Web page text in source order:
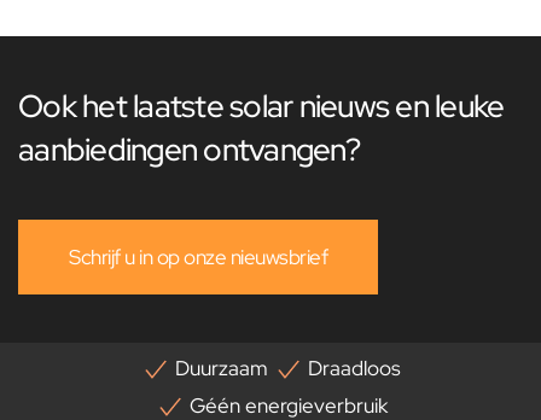
Ook het laatste solar nieuws en leuke
aanbiedingen ontvangen?
Schrijf u in op onze nieuwsbrief
Duurzaam
Draadloos
Géén energieverbruik